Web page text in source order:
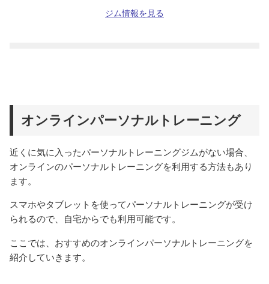
ジム情報を見る
オンラインパーソナルトレーニング
近くに気に入ったパーソナルトレーニングジムがない場合、
オンラインのパーソナルトレーニングを利用する方法もあり
ます。
スマホやタブレットを使ってパーソナルトレーニングが受け
られるので、自宅からでも利用可能です。
ここでは、おすすめのオンラインパーソナルトレーニングを
紹介していきます。